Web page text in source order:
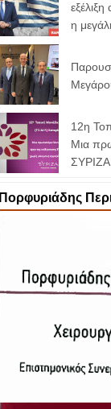
η
12η
Μια
ΣΥΡΙΖΑ
Πορφυριάδης